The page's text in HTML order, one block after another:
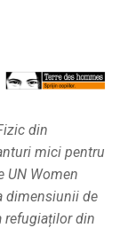
din
mici pentru
UN Women
dimensiunii de
refugiaților din